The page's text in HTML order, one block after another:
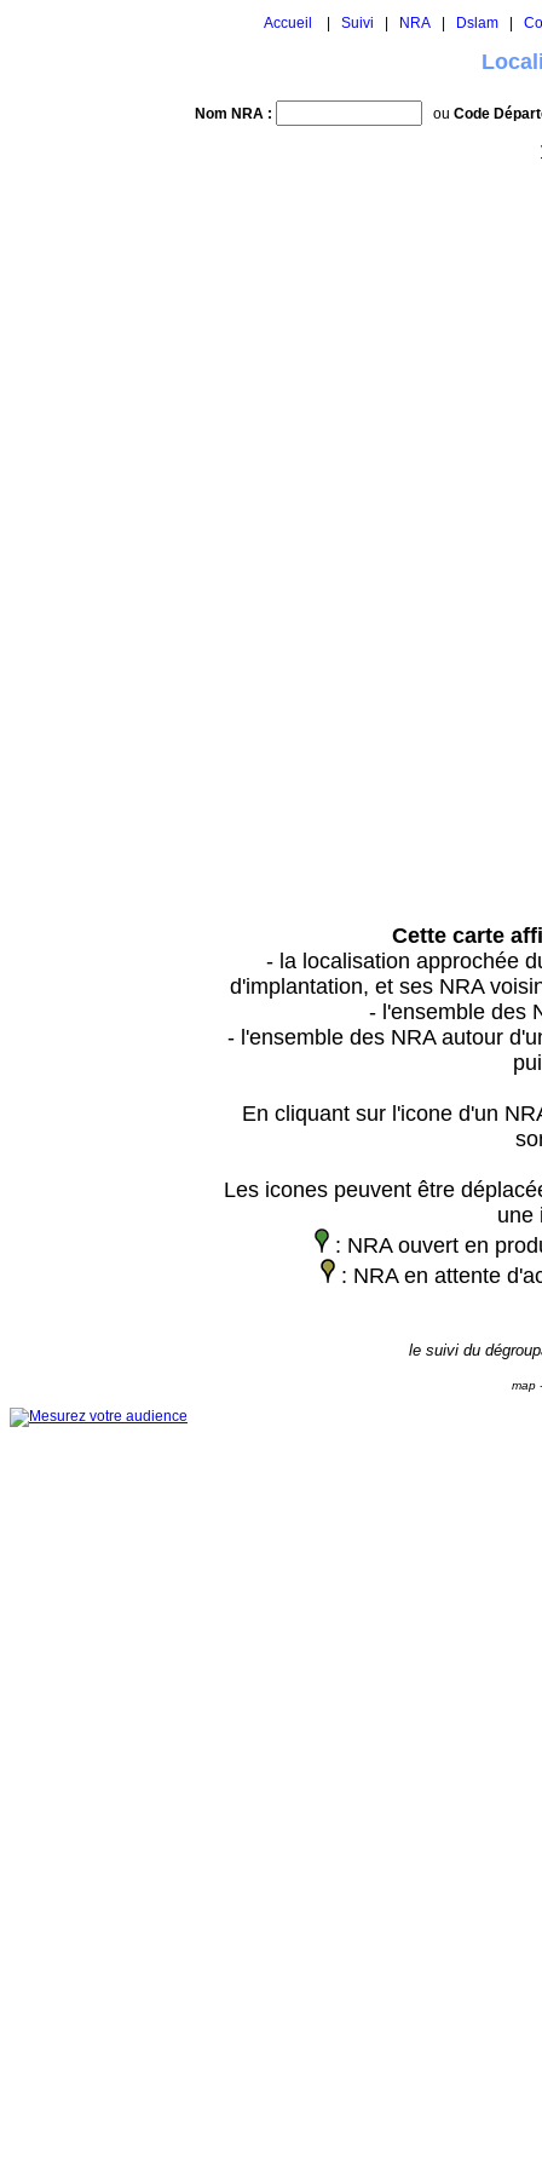
Accueil Suivi NRA Dslam
Nom NRA : ou Code
Cette carte
- la localisation approchée
d'implantation, et ses NRA
- l'ensemble des
- l'ensemble des NRA autour
En cliquant sur l'icone d'un
Les icones peuvent être
une
: NRA ouvert en
: NRA en attente
le suivi du
map